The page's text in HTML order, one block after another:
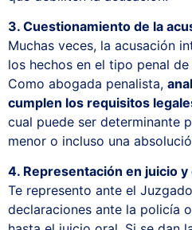
3. Cuestionamiento de la
Muchas veces, la acusación
los hechos en el tipo penal
Como abogada penalista,
cumplen los requisitos
cual puede ser determinante
menor o incluso una
4. Representación en juicio
Te represento ante el
declaraciones ante la policía